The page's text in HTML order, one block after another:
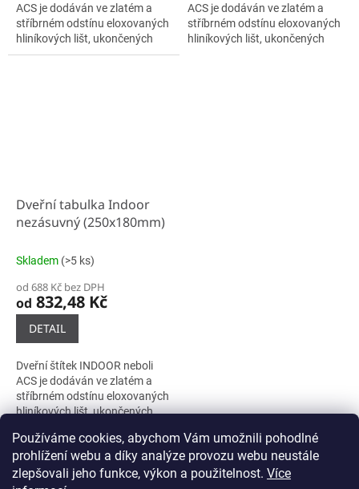
Používáme cookies, abychom Vám umožnili pohodlné
prohlížení webu a díky analýze provozu webu neustále
zlepšovali jeho funkce, výkon a použitelnost. Více
ACS je dodáván ve zlatém a
stříbrném odstínu eloxovaných
hliníkových lišt, ukončených
plastovými bočnicemi černé
ACS je dodáván ve zlatém a
stříbrném odstínu eloxovaných
hliníkových lišt, ukončených
Dveřní tabulka Indoor
nezásuvný (250x180mm)
Skladem (>5 ks)
od 688 Kč bez DPH
od 832,48 Kč
DETAIL
Dveřní štítek INDOOR neboli
ACS je dodáván ve zlatém a
stříbrném odstínu eloxovaných
hliníkových lišt, ukončených
barvy. Samotné lišty se do...
O
v
položek celkem